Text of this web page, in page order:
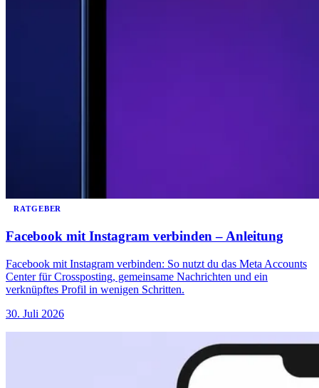
RATGEBER
Facebook mit Instagram verbinden – Anleitung
Facebook mit Instagram verbinden: So nutzt du das Meta Accounts
Center für Crossposting, gemeinsame Nachrichten und ein
verknüpftes Profil in wenigen Schritten.
30. Juli 2026